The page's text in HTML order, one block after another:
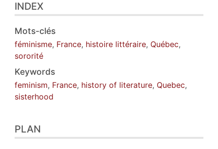
INDEX
Mots-clés
féminisme, France, histoire littéraire, Québec,
sororité
Keywords
feminism, France, history of literature, Quebec,
sisterhood
PLAN